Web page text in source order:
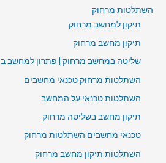
השתלטות מרחוק
תיקון למחשב מרחוק
תיקון מחשב מרחוק
שליטה במחשב מרחוק | פתרון למחשב ב 99 ₪
השתלטות מרחוק טכנאי מחשבים
השתלטות טכנאי על המחשב
תיקון מחשב בשליטה מרחוק
טכנאי מחשבים השתלטות מרחוק
השתלטות תיקון מחשב מרחוק